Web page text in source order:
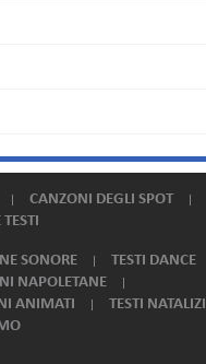
CANZONI DEGLI SPOT
SONORE
TESTI DANCE
NAPOLETANE
ANIMATI
TESTI NATALIZI